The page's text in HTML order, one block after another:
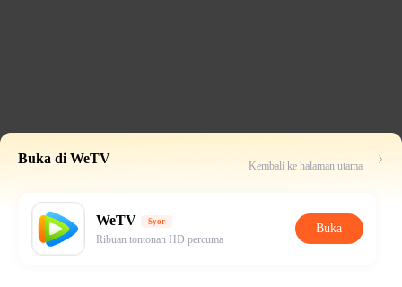
Buka di WeTV Kembali ke halaman utama
WeTV Syor
Ribuan tontonan HD percuma
Buka